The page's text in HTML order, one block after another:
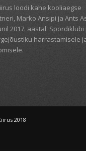
loodi kahe kooliaegse
Marko Ansipi ja Ants
2017. aastal.
harrastamisele
2018